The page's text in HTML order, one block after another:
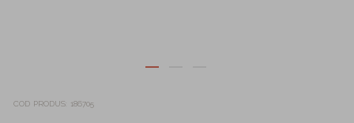
COD PRODUS 186705